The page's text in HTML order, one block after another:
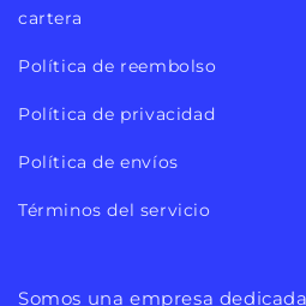
cartera
Política de reembolso
Política de privacidad
Política de envíos
Términos del servicio
Somos una empresa